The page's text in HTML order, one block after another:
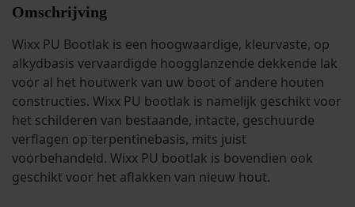
Omschrijving
Wixx PU Bootlak is een hoogwaardige, kleurvaste, op
alkydbasis vervaardigde hoogglanzende dekkende lak
voor al het houtwerk van uw boot of andere houten
constructies. Wixx PU bootlak is namelijk geschikt voor
het schilderen van bestaande, intacte, geschuurde
verflagen op terpentinebasis, mits juist
voorbehandeld. Wixx PU bootlak is bovendien ook
geschikt voor het aflakken van nieuw hout.